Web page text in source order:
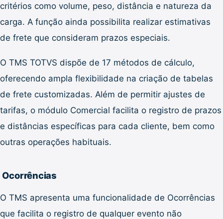
critérios como volume, peso, distância e natureza da
carga. A função ainda possibilita realizar estimativas
de frete que consideram prazos especiais.
O TMS TOTVS dispõe de 17 métodos de cálculo,
oferecendo ampla flexibilidade na criação de tabelas
de frete customizadas. Além de permitir ajustes de
tarifas, o módulo Comercial facilita o registro de prazos
e distâncias específicas para cada cliente, bem como
outras operações habituais.
Ocorrências
O TMS apresenta uma funcionalidade de Ocorrências
que facilita o registro de qualquer evento não